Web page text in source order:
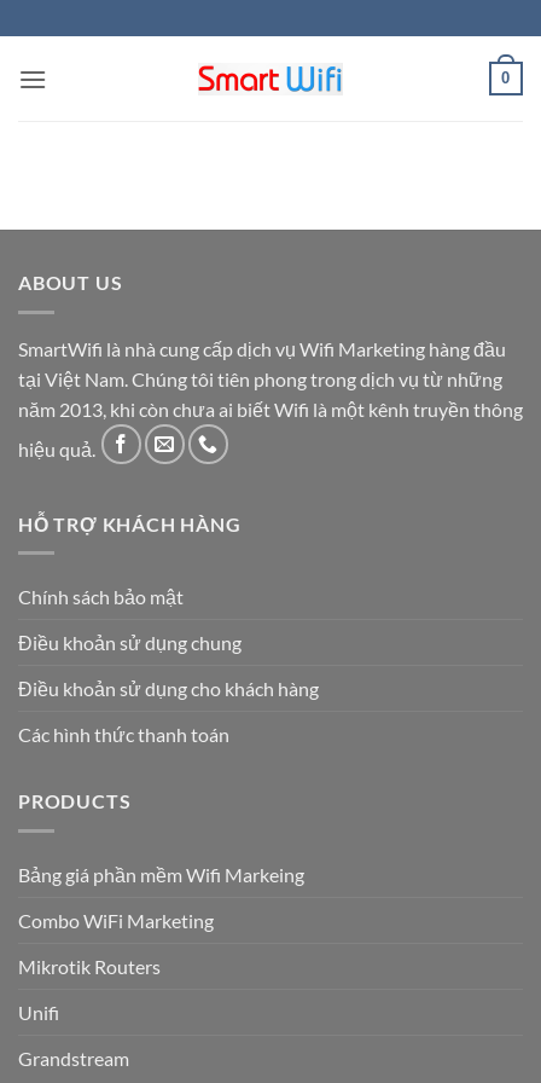
to
content
0
ABOUT US
SmartWifi là nhà cung cấp dịch vụ Wifi Marketing hàng đầu
tại Việt Nam. Chúng tôi tiên phong trong dịch vụ từ những
năm 2013, khi còn chưa ai biết Wifi là một kênh truyền thông
hiệu quả.
HỖ TRỢ KHÁCH HÀNG
Chính sách bảo mật
Điều khoản sử dụng chung
Điều khoản sử dụng cho khách hàng
Các hình thức thanh toán
PRODUCTS
Bảng giá phần mềm Wifi Markeing
Combo WiFi Marketing
Mikrotik Routers
Unifi
Grandstream